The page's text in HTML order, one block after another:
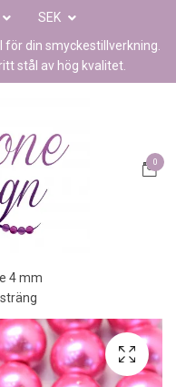
SEK
din smyckestillverkning.
stål av hög kvalitet.
0
4 mm